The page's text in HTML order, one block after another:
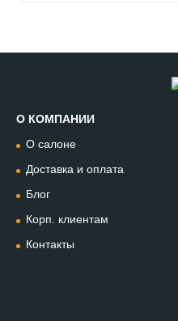
О КОМПАНИИ
О салоне
Доставка и оплата
Блог
Корп. клиентам
Контакты